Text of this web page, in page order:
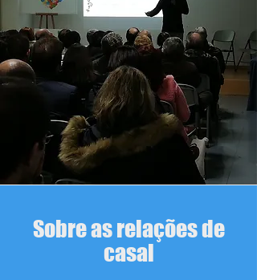
Sobre as relações de
casal